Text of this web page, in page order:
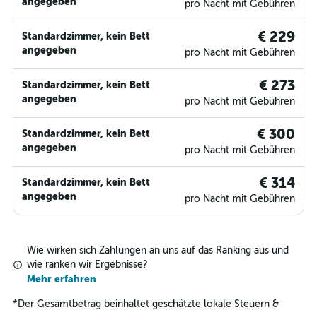
pro Nacht mit Gebühren
Standardzimmer, kein Bett
angegeben
€ 229
pro Nacht mit Gebühren
Standardzimmer, kein Bett
angegeben
€ 273
pro Nacht mit Gebühren
Standardzimmer, kein Bett
angegeben
€ 300
pro Nacht mit Gebühren
Standardzimmer, kein Bett
angegeben
€ 314
pro Nacht mit Gebühren
Wie wirken sich Zahlungen an uns auf das Ranking aus und
wie ranken wir Ergebnisse?
Mehr erfahren
* Der Gesamtbetrag beinhaltet geschätzte lokale Steuern &